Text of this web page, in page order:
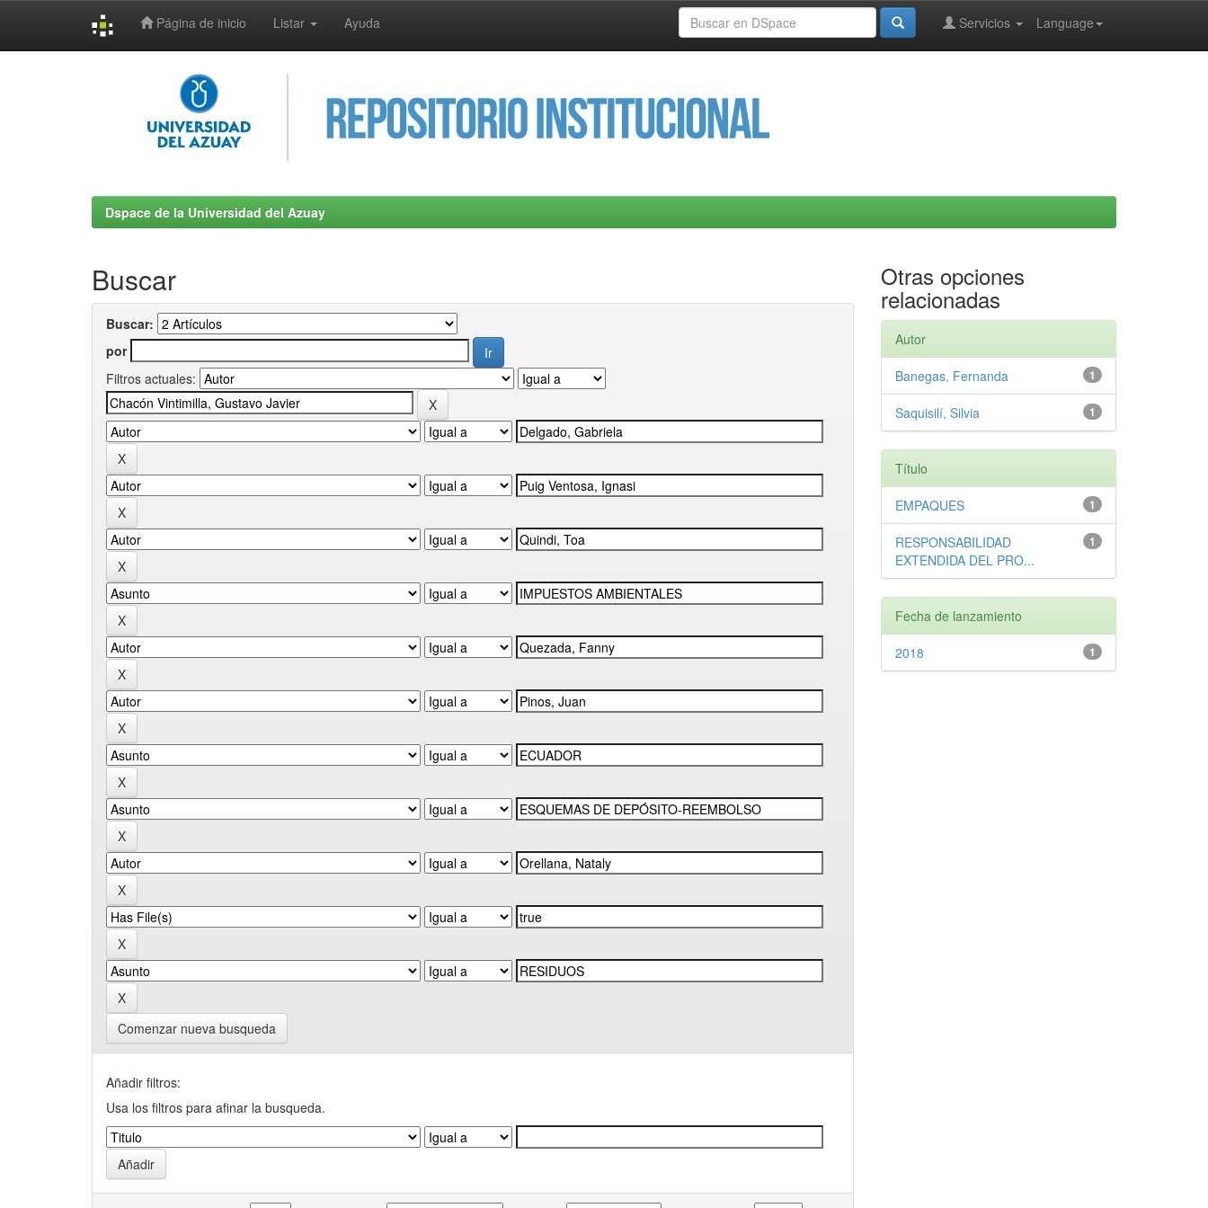
Página de inicio Listar Ayuda Language
Servicios
Dspace de la Universidad del Azuay
Buscar
Buscar:
por
Filtros actuales:
Comenzar nueva busqueda
Añadir filtros:
Usa los filtros para afinar la busqueda.
Otras opciones
relacionadas
Autor
1
Banegas, Fernanda
1
Saquisilí, Silvia
Título
1
EMPAQUES
1
RESPONSABILIDAD
EXTENDIDA DEL PRO...
Fecha de lanzamiento
1
2018